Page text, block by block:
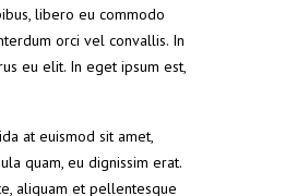
libero eu commodo
orci vel convallis. In
eu elit. In eget ipsum est,
at euismod sit amet,
quam, eu dignissim erat.
aliquam et pellentesque